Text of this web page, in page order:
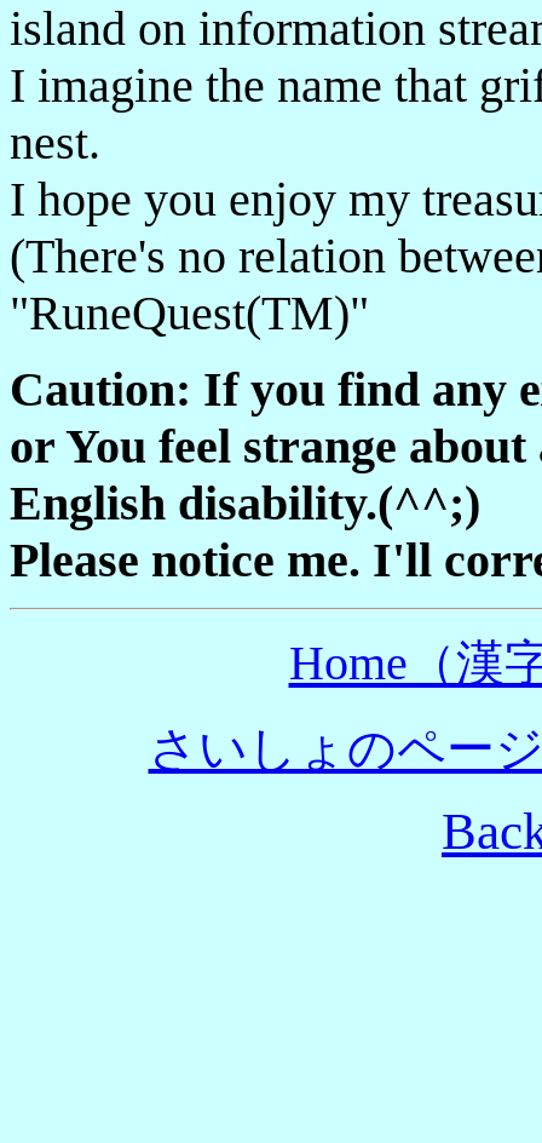
island on information
I imagine the name that
nest.
I hope you enjoy my
(There's no relation
"RuneQuest(TM)"
Caution: If you find any
or You feel strange about
English disability.(^^;)
Please notice me. I'll
Home（漢
さいしょのペー